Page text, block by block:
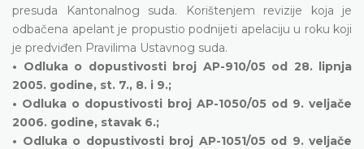
presuda Kantonalnog suda. Korištenjem revizije koja je
odbačena apelant je propustio podnijeti apelaciju u roku koji
je predviđen Pravilima Ustavnog suda.
• Odluka o dopustivosti broj AP-910/05 od 28. lipnja
2005. godine, st. 7., 8. i 9.;
• Odluka o dopustivosti broj AP-1050/05 od 9. veljače
2006. godine, stavak 6.;
• Odluka o dopustivosti broj AP-1051/05 od 9. veljače